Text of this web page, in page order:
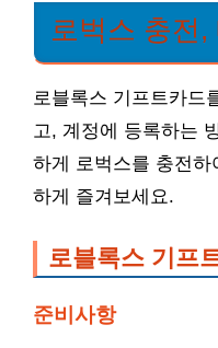
로벅스 충전
로블록스 기프트카드
고, 계정에 등록하는
하게 로벅스를 충전
하게 즐겨보세요.
로블록스 기프
준비사항